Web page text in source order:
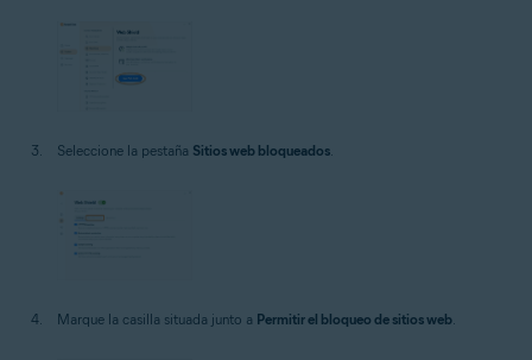
Seleccione la pestaña Sitios web bloqueados
Marque la casilla situada junto a Permitir el bloqueo de sitios web